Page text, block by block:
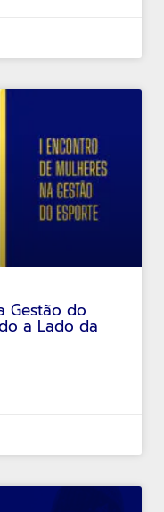
Gestão do
a Lado da